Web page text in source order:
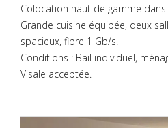
Colocation haut de gamme dans
Grande cuisine équipée, deux
spacieux, fibre 1 Gb/s.
Conditions : Bail individuel,
Visale acceptée.